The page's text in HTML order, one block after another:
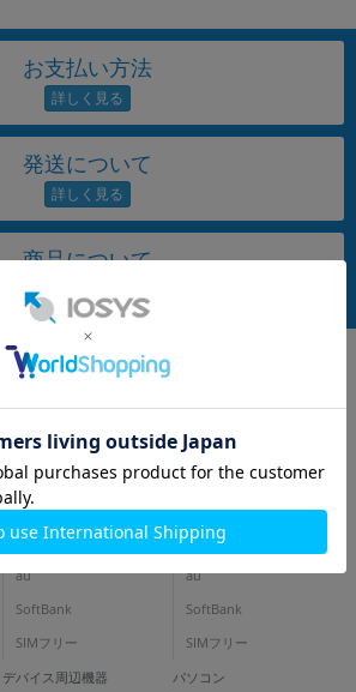
お支払い方法
発送について
商品について
スマートフォン
docomo
au
SoftBank
SIMフリー
タブレット
docomo
au
SoftBank
SIMフリー
デバイス周辺機器 パソコン
円 ～
年 月 まで